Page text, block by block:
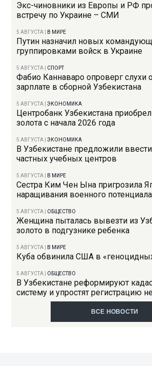
Экс-чиновники из Европы и РФ
встречу по Украине – СМИ
5 АВГУСТА В МИРЕ
Путин назначил новых
группировками войск в Украине
5 АВГУСТА СПОРТ
Фабио Каннаваро опроверг слухи
зарплате в сборной Узбекистана
5 АВГУСТА |ЭКОНОМИКА
Центробанк Узбекистана
золота с начала 2026 года
5 АВГУСТА |ЭКОНОМИКА
В Узбекистане предложили
частных учебных центров
5 АВГУСТА В МИРЕ
Сестра Ким Чен Ына пригрозила
наращивания военного потенциала
5 АВГУСТА ОБЩЕСТВО
Женщина пыталась вывезти из
золото в подгузнике ребенка
5 АВГУСТА В МИРЕ
Куба обвинила США в
5 АВГУСТА ОБЩЕСТВО
В Узбекистане реформируют
систему и упростят регистрацию
ВСЕ НОВОСТИ